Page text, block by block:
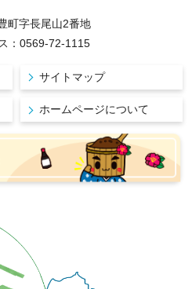
町字長尾山2番地
：0569-72-1115
サイトマップ
ホームページについて